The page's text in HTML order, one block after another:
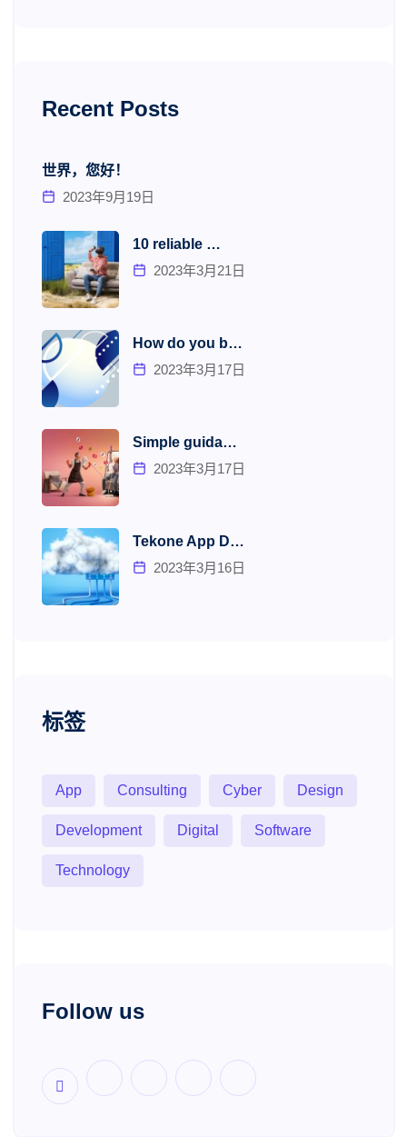
Recent Posts
世界，您好！
2023年9月19日
10 reliable …
2023年3月21日
How do you b…
2023年3月17日
Simple guida…
2023年3月17日
Tekone App D…
2023年3月16日
标签
App Consulting Cyber Design
Development Digital Software
Technology
Follow us